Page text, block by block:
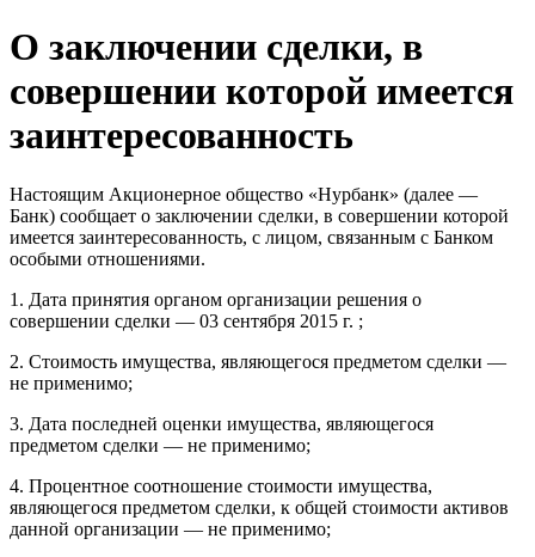
О заключении сделки, в
совершении которой имеется
заинтересованность
Настоящим Акционерное общество «Нурбанк» (далее —
Банк) сообщает о заключении сделки, в совершении которой
имеется заинтересованность, с лицом, связанным с Банком
особыми отношениями.
1. Дата принятия органом организации решения о
совершении сделки — 03 сентября 2015 г. ;
2. Стоимость имущества, являющегося предметом сделки —
не применимо;
3. Дата последней оценки имущества, являющегося
предметом сделки — не применимо;
4. Процентное соотношение стоимости имущества,
являющегося предметом сделки, к общей стоимости активов
данной организации — не применимо;